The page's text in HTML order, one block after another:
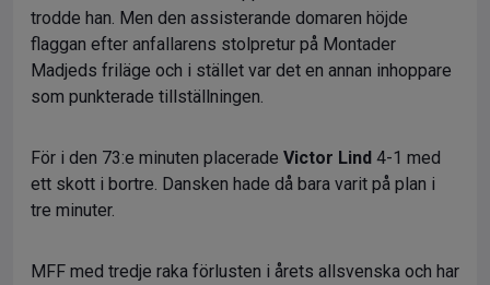
trodde han. Men den assisterande domaren höjde
flaggan efter anfallarens stolpretur på Montader
Madjeds friläge och i stället var det en annan inhoppare
som punkterade tillställningen.
För i den 73:e minuten placerade Victor Lind 4-1 med
ett skott i bortre. Dansken hade då bara varit på plan i
tre minuter.
MFF med tredje raka förlusten i årets allsvenska och har